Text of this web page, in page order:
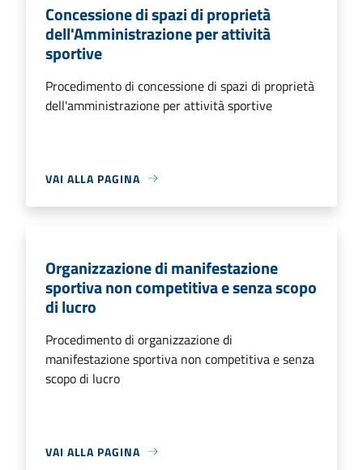
Concessione di spazi di proprietà
dell'Amministrazione per attività
sportive
Procedimento di concessione di spazi di proprietà
dell'amministrazione per attività sportive
VAI ALLA PAGINA
Organizzazione di manifestazione
sportiva non competitiva e senza scopo
di lucro
Procedimento di organizzazione di
manifestazione sportiva non competitiva e senza
scopo di lucro
VAI ALLA PAGINA